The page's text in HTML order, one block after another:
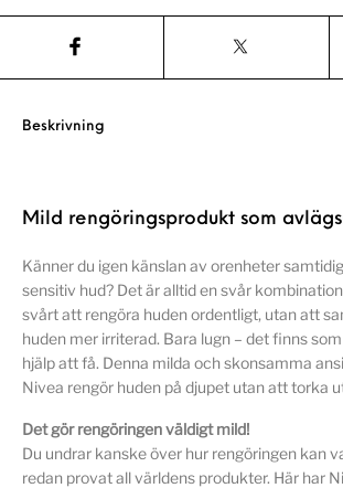
Beskrivning
Mild rengöringsprodukt som
Känner du igen känslan av orenheter
sensitiv hud? Det är alltid en svår
svårt att rengöra huden ordentligt, utan att
huden mer irriterad. Bara lugn – det finns
hjälp att få. Denna milda och skonsamma
Nivea rengör huden på djupet utan att torka
Det gör rengöringen väldigt mild!
Du undrar kanske över hur rengöringen kan
redan provat all världens produkter. Här har